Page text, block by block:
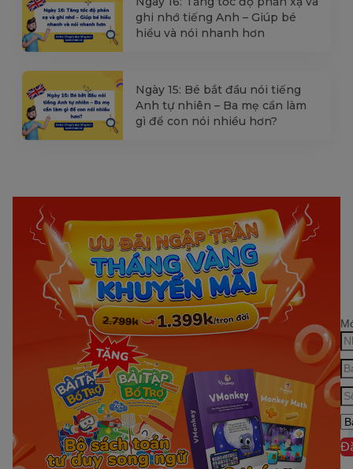
ghi nhớ tiếng Anh – Giúp bé
hiểu và nói nhanh hơn
Ngày 15: Bé bắt đầu nói tiếng
Anh tự nhiên – Ba mẹ cần làm
gì để con nói nhiều hơn?